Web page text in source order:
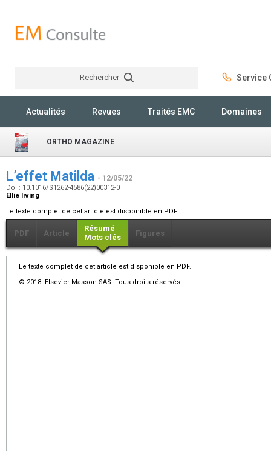
Rechercher Service
Actualités Revues Traités EMC Domaines
ORTHO MAGAZINE
L’effet Matilda - 12/05/22
Doi : 10.1016/S1262-4586(22)00312-0
Ellie Irving
Le texte complet de cet article est disponible en PDF.
PDF Article
Résumé
Mots clés
Figures
Le texte complet de cet article est disponible en PDF.
© 2018 Elsevier Masson SAS. Tous droits réservés.